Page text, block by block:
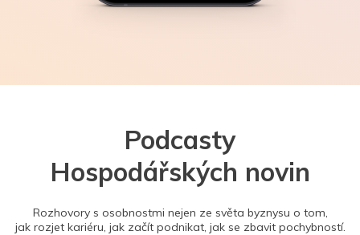
Podcasty
Hospodářských novin
Rozhovory s osobnostmi nejen ze světa byznysu o tom,
jak rozjet kariéru, jak začít podnikat, jak se zbavit pochybností.